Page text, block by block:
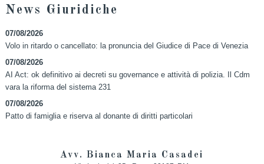
News Giuridiche
07/08/2026
Volo in ritardo o cancellato: la pronuncia del Giudice di Pace di Venezia
07/08/2026
AI Act: ok definitivo ai decreti su governance e attività di polizia. Il Cdm
vara la riforma del sistema 231
07/08/2026
Patto di famiglia e riserva al donante di diritti particolari
Avv. Bianca Maria Casadei